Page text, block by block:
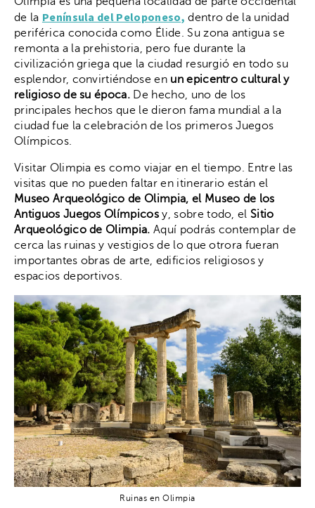
de la Península del Peloponeso, dentro de la unidad
periférica conocida como Élide. Su zona antigua se
remonta a la prehistoria, pero fue durante la
civilización griega que la ciudad resurgió en todo su
esplendor, convirtiéndose en un epicentro cultural y
religioso de su época. De hecho, uno de los
principales hechos que le dieron fama mundial a la
ciudad fue la celebración de los primeros Juegos
Olímpicos.
Visitar Olimpia es como viajar en el tiempo. Entre las
visitas que no pueden faltar en itinerario están el
Museo Arqueológico de Olimpia, el Museo de los
Antiguos Juegos Olímpicosy, sobre todo, elSitio
Arqueológico de Olimpia. Aquí podrás contemplar de
cerca las ruinas y vestigios de lo que otrora fueran
importantes obras de arte, edificios religiosos y
espacios deportivos.
Ruinas en Olimpia